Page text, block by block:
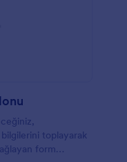
bilgilerini toplayarak
form